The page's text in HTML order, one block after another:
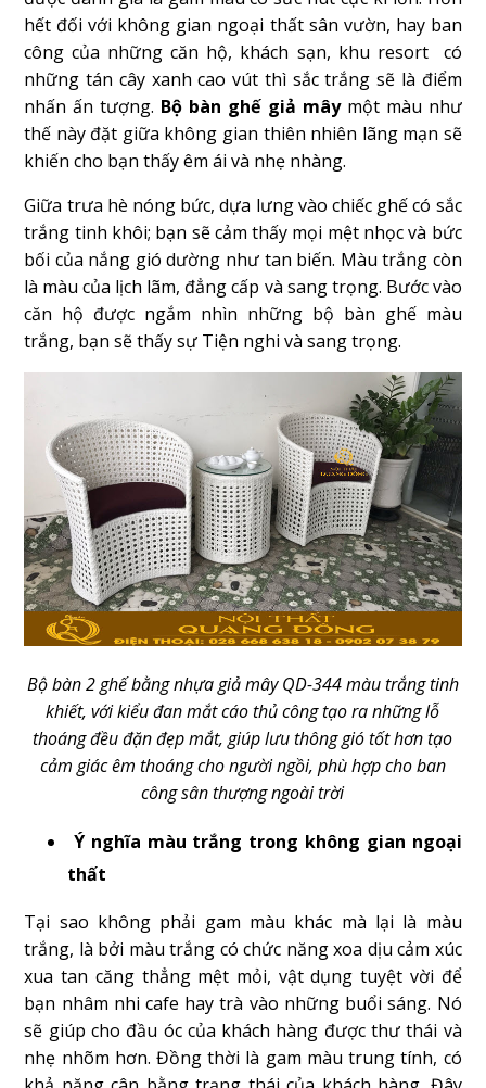
hết đối với không gian ngoại thất sân vườn, hay ban
công của những căn hộ, khách sạn, khu resort có
những tán cây xanh cao vút thì sắc trắng sẽ là điểm
nhấn ấn tượng. Bộ bàn ghế giả mâymột màu như
thế này đặt giữa không gian thiên nhiên lãng mạn sẽ
khiến cho bạn thấy êm ái và nhẹ nhàng.
Giữa trưa hè nóng bức, dựa lưng vào chiếc ghế có sắc
trắng tinh khôi; bạn sẽ cảm thấy mọi mệt nhọc và bức
bối của nắng gió dường như tan biến. Màu trắng còn
là màu của lịch lãm, đẳng cấp và sang trọng. Bước vào
căn hộ được ngắm nhìn những bộ bàn ghế màu
trắng, bạn sẽ thấy sự Tiện nghi và sang trọng.
Bộ bàn 2 ghế bằng nhựa giả mây QD-344 màu trắng tinh
khiết, với kiểu đan mắt cáo thủ công tạo ra những lỗ
thoáng đều đặn đẹp mắt, giúp lưu thông gió tốt hơn tạo
cảm giác êm thoáng cho người ngồi, phù hợp cho ban
công sân thượng ngoài trời
Ý nghĩa màu trắng trong không gian ngoại
thất
Tại sao không phải gam màu khác mà lại là màu
trắng, là bởi màu trắng có chức năng xoa dịu cảm xúc
xua tan căng thẳng mệt mỏi, vật dụng tuyệt vời để
bạn nhâm nhi cafe hay trà vào những buổi sáng. Nó
sẽ giúp cho đầu óc của khách hàng được thư thái và
nhẹ nhõm hơn. Đồng thời là gam màu trung tính, có